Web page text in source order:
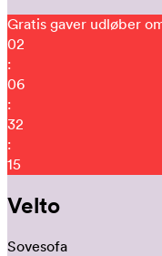
Gratis gaver udløber
02
:
06
:
32
:
08
Velto
Sovesofa